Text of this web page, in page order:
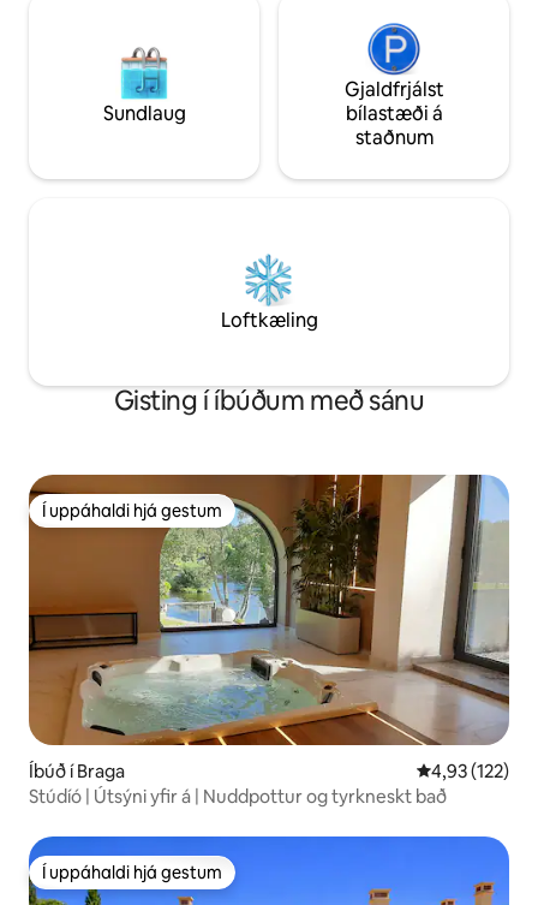
Sundlaug
Gjaldfrjálst
bílastæði á
staðnum
Loftkæling
Gisting í íbúðum með sánu
Í uppáhaldi hjá gestum
Í uppáhaldi hjá gestum
Íbúð í Braga 4,93 af 5 í
4,93 (122)
Stúdíó | Útsýni yfir á | Nuddpottur og tyrkneskt bað
Í uppáhaldi hjá gestum
Í uppáhaldi hjá gestum